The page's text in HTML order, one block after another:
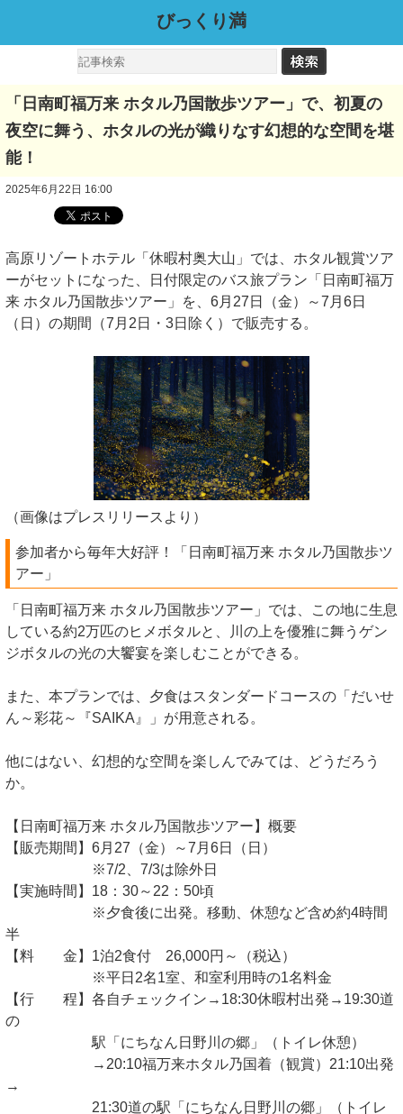
びっくり満
「日南町福万来 ホタル乃国散歩ツアー」で、初夏の
夜空に舞う、ホタルの光が織りなす幻想的な空間を堪
能！
2025年6月22日 16:00
高原リゾートホテル「休暇村奥大山」では、ホタル観賞ツア
ーがセットになった、日付限定のバス旅プラン「日南町福万
来 ホタル乃国散歩ツアー」を、6月27日（金）～7月6日
（日）の期間（7月2日・3日除く）で販売する。
（画像はプレスリリースより）
参加者から毎年大好評！「日南町福万来 ホタル乃国散歩ツ
アー」
「日南町福万来 ホタル乃国散歩ツアー」では、この地に生息
している約2万匹のヒメボタルと、川の上を優雅に舞うゲン
ジボタルの光の大饗宴を楽しむことができる。
また、本プランでは、夕食はスタンダードコースの「だいせ
ん～彩花～『SAIKA』」が用意される。
他にはない、幻想的な空間を楽しんでみては、どうだろう
か。
【日南町福万来 ホタル乃国散歩ツアー】概要
【販売期間】6月27（金）～7月6日（日）
※7/2、7/3は除外日
【実施時間】18：30～22：50頃
※夕食後に出発。移動、休憩など含め約4時間
半
【料 金】1泊2食付 26,000円～（税込）
※平日2名1室、和室利用時の1名料金
【行 程】各自チェックイン→18:30休暇村出発→19:30道
の
駅「にちなん日野川の郷」（トイレ休憩）
→20:10福万来ホタル乃国着（観賞）21:10出発
→
21:30道の駅「にちなん日野川の郷」（トイレ